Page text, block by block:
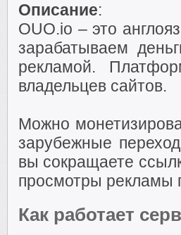
Описание:
OUO.io – это
зарабатываем
рекламой.
владельцев сайтов.
Можно
зарубежные
вы сокращаете
просмотры рекламы
Как работает